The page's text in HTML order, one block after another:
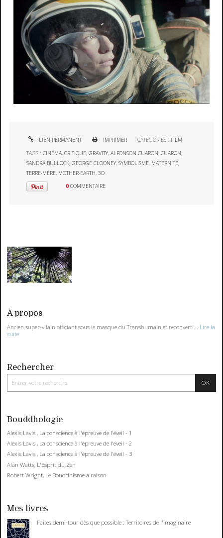
LIEN PERMANENT IMPRIMER CATÉGORIES : FILM
TAGS :CINÉMA,CRITIQUE,GRAVITY,ALFONSON CUARON,CUARON,
SANDRA BULLOCK,GEORGE CLOONEY,SYMBOLISME, MATERNITÉ,
TERRE-MÈRE, MOTHER-EARTH,3D
0 COMMENTAIRE
À propos
Ancien super-vilain officiant sous le masque du Transhumain et reconverti...
Lire la
suite
Rechercher
Bouddhologie
Alexis Lavis , La conscience à l'épreuve de l'éveil - 1
Alexis Lavis , La conscience à l'épreuve de l'éveil - 2
Alexis Lavis , La conscience à l'épreuve de l'éveil - 3
Alan Watts, L'Esprit du Zen
Robert Wright, Le Bouddhisme a raison
Mes livres
Faites demi-tour dès que possible : Territoires de l'imaginaire